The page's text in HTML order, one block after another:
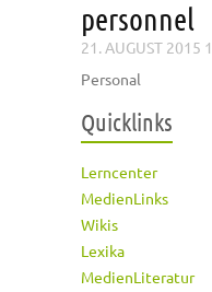
personnel
21. AUGUST 2015
Personal
Quicklinks
Lerncenter
MedienLinks
Wikis
Lexika
MedienLiteratur